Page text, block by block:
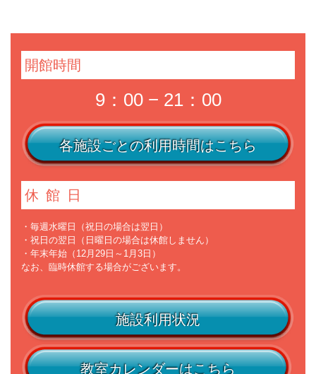
開館時間
9：00 − 21：00
各施設ごとの利用時間はこちら
休館日
・毎週水曜日（祝日の場合は翌日）
・祝日の翌日（日曜日の場合は休館しません）
・年末年始（12月29日～1月3日）
なお、臨時休館する場合がございます。
施設利用状況
教室カレンダーはこちら